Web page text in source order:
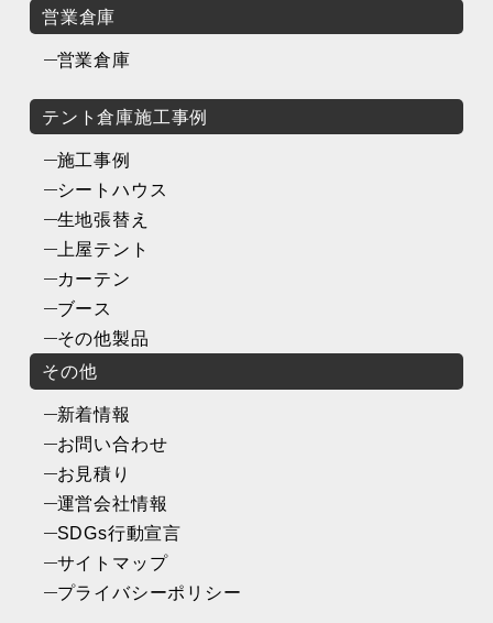
営業倉庫
営業倉庫
テント倉庫施工事例
施工事例
シートハウス
生地張替え
上屋テント
カーテン
ブース
その他製品
その他
新着情報
お問い合わせ
お見積り
運営会社情報
SDGs行動宣言
サイトマップ
プライバシーポリシー